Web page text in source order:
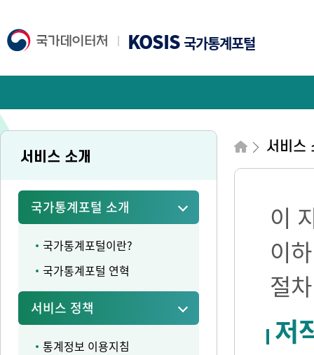
KOSIS국가통계포털
서비스 소개
국가통계포털 소개
국가통계포털이란?
국가통계포털 연혁
서비스 정책
통계정보 이용지침
서비스
이
이
절
저